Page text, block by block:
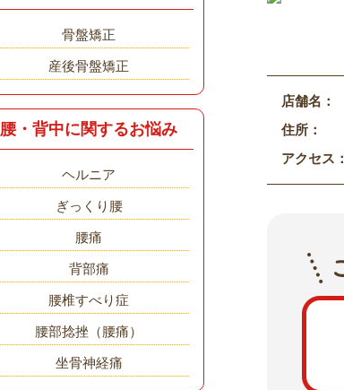
店舗名：
住所：
アクセス：
骨盤矯正
産後骨盤矯正
腰・背中に関するお悩み
ヘルニア
ぎっくり腰
腰痛
背部痛
腰椎すべり症
腰部捻挫（腰痛）
坐骨神経痛